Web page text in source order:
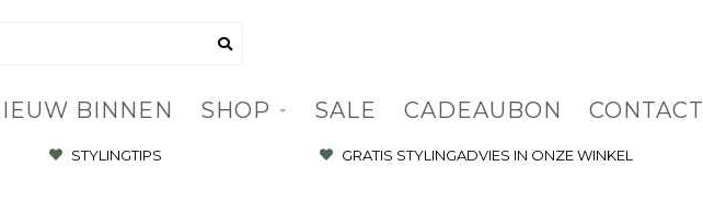
BINNEN SHOP SALE CADEAUBON CONTACT
STYLINGTIPS GRATIS STYLINGADVIES IN ONZE WINKEL